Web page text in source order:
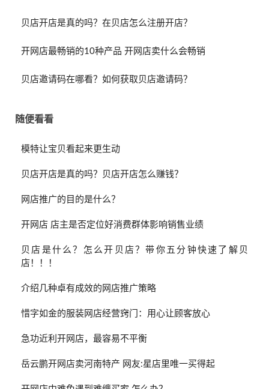
贝店开店是真的吗？在贝店怎么注册开店？
开网店最畅销的10种产品 开网店卖什么会畅销
贝店邀请码在哪看？如何获取贝店邀请码？
随便看看
模特让宝贝看起来更生动
贝店开店是真的吗？贝店开店怎么赚钱？
网店推广的目的是什么？
开网店 店主是否定位好消费群体影响销售业绩
贝店是什么？怎么开贝店？带你五分钟快速了解贝
店！！！
介绍几种卓有成效的网店推广策略
惜字如金的服装网店经营窍门：用心让顾客放心
急功近利开网店，最容易不平衡
岳云鹏开网店卖河南特产 网友:星店里唯一买得起